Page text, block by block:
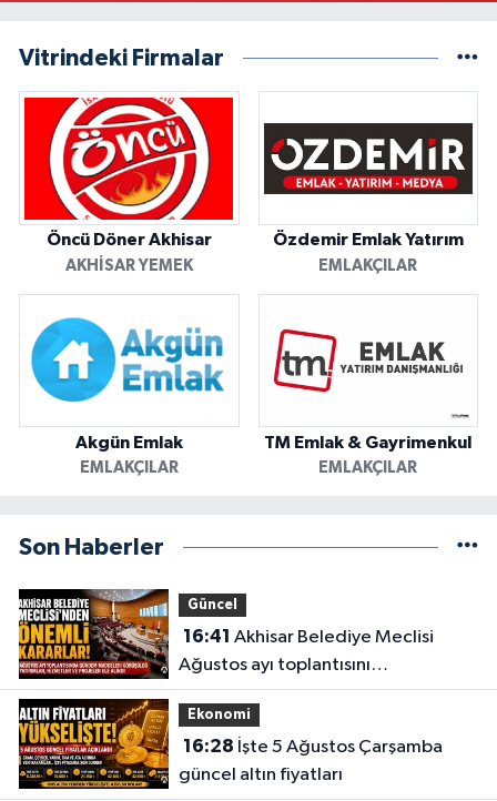
Vitrindeki Firmalar
Öncü Döner Akhisar
AKHISAR YEMEK
Özdemir Emlak Yatırım
EMLAKÇILAR
Akgün Emlak
EMLAKÇILAR
TM Emlak & Gayrimenkul
EMLAKÇILAR
Son Haberler
Güncel
16:41
Ağustos ayı toplantısını
gerçekleştirdi
Ekonomi
16:28
güncel altın fiyatları